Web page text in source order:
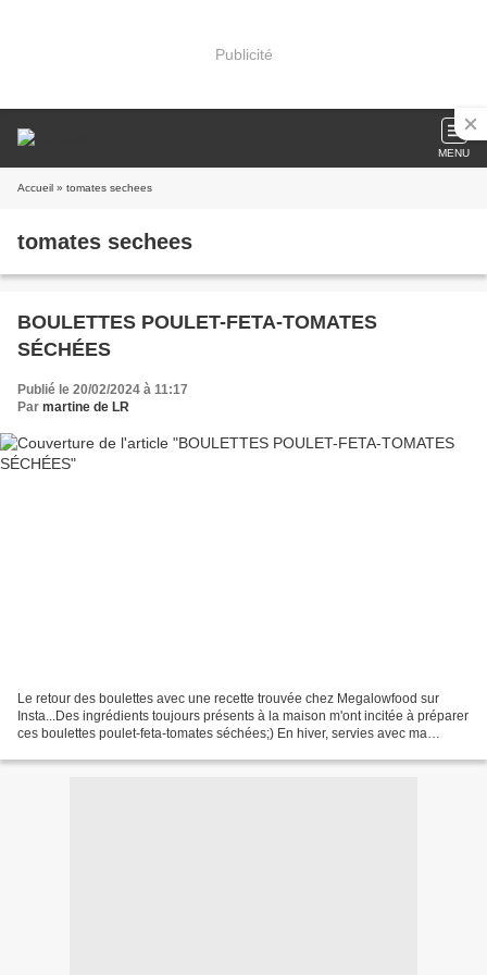
Publicité
MENU
Accueil » tomates sechees
tomates sechees
BOULETTES POULET-FETA-TOMATES
SÉCHÉES
Publié le 20/02/2024 à 11:17
Par martine de LR
Le retour des boulettes avec une recette trouvée chez Megalowfood sur
Insta...Des ingrédients toujours présents à la maison m'ont incitée à préparer
ces boulettes poulet-feta-tomates séchées;) En hiver, servies avec ma